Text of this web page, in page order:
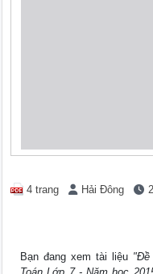
4 trang Hải Đông
Bạn đang xem tài liệu "Đề